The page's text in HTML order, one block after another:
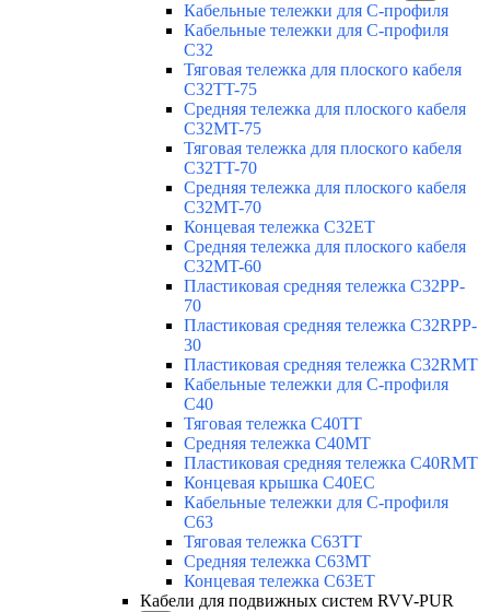
Кабельные тележки для С-профиля
Кабельные тележки для С-профиля
C32
Тяговая тележка для плоского кабеля
C32TT-75
Средняя тележка для плоского кабеля
C32MT-75
Тяговая тележка для плоского кабеля
C32TT-70
Средняя тележка для плоского кабеля
C32MT-70
Концевая тележка C32ET
Средняя тележка для плоского кабеля
C32MT-60
Пластиковая средняя тележка C32PP-
70
Пластиковая средняя тележка C32RPP-
30
Пластиковая средняя тележка C32RMT
Кабельные тележки для С-профиля
C40
Тяговая тележка C40TT
Средняя тележка C40MT
Пластиковая средняя тележка C40RMT
Концевая крышка C40EC
Кабельные тележки для С-профиля
C63
Тяговая тележка C63TT
Средняя тележка C63MT
Концевая тележка C63ET
Кабели для подвижных систем RVV-PUR